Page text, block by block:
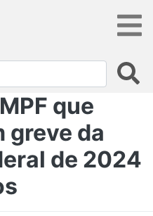
que
greve da
de 2024